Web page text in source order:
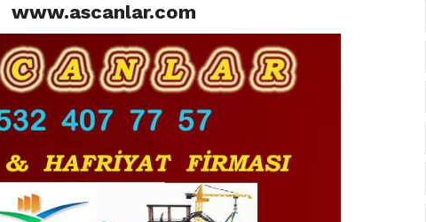
www.ascanlar.com